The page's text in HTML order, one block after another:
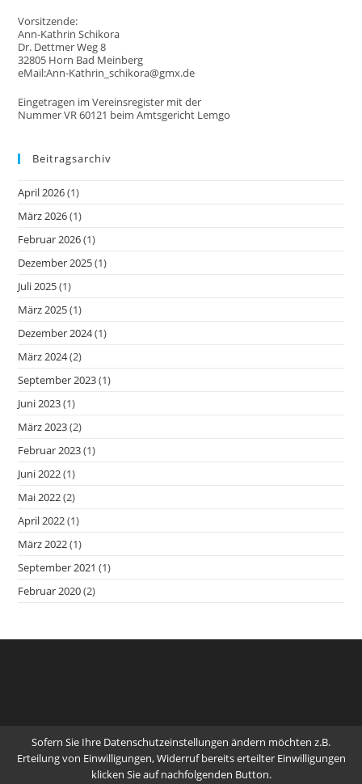
Vorsitzende:
Ann-Kathrin Schikora
Dr. Dettmer Weg 8
32805 Horn Bad Meinberg
eMail:Ann-Kathrin_schikora@gmx.de
Eingetragen im Vereinsregister mit der
Nummer VR 60121 beim Amtsgericht Lemgo
Beitragsarchiv
April 2026(1)
März 2026(1)
Februar 2026(1)
Dezember 2025(1)
Juli 2025(1)
März 2025(1)
Dezember 2024(1)
März 2024(2)
September 2023(1)
Juni 2023(1)
März 2023(2)
Februar 2023(1)
Juni 2022(1)
Mai 2022(2)
April 2022(1)
März 2022(1)
September 2021 (1)
Februar 2020(2)
Sofern Sie Ihre Datenschutzeinstellungen ändern möchten z.B.
Erteilung von Einwilligungen, Widerruf bereits erteilter Einwilligungen
klicken Sie auf nachfolgenden Button.